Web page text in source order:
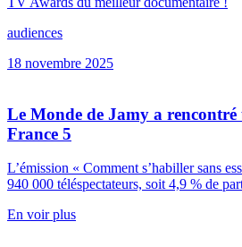
audiences
18 novembre 2025
Le Monde de Jamy a rencontré
France 5
L’émission « Comment s’habiller sans
940 000 téléspectateurs, soit 4,9 % de
En voir plus